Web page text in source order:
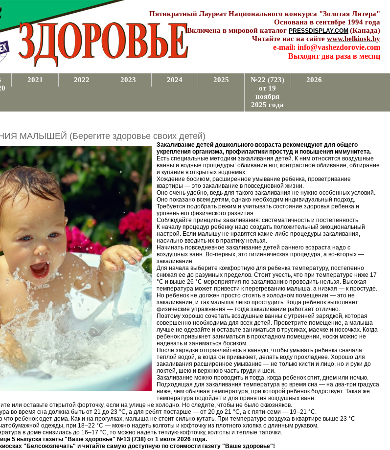
Пятикратный Лауреат Национального конкурса "Золотая Литера"
Основана в сентябре 1994 года
Включена в мировой каталог PRESSDISPLAY.COM (Канада)
Читайте нас на сайте www.belkiosk.by
e-mail: info@vashezdorovie.com
Выходит два раза в месяц
2021 2022 2023 2024 2025
№22 (723)
от 19
ноября
2025 года
2026
МАЛЫШЕЙ (Берегите здоровье своих детей)
Закаливание детей дошкольного возраста рекомендуют для общего
укрепления организма, профилактики простуд и повышения иммунитета.
Есть специальные методики закаливания детей. К ним относятся воздушные
ванны и водные процедуры: обливание ног, контрастное обливание, обтирание
и купание в открытых водоемах.
Хождение босиком, расширенное умывание ребенка, проветривание
квартиры — это закаливание в повседневной жизни.
Оно очень удобно, ведь для такого закаливания не нужно особенных условий.
Оно показано всем детям, однако необходим индивидуальный подход.
Требуется подобрать режим и учитывать состояние здоровья ребенка и
уровень его физического развития.
Соблюдайте принципы закаливания: систематичность и постепенность.
К началу процедур ребенку надо создать положительный эмоциональный
настрой. Если малышу не нравятся какие-либо процедуры закаливания,
насильно вводить их в практику нельзя.
Начинать повседневное закаливание детей раннего возраста надо с
воздушных ванн. Во-первых, это гигиеническая процедура, а во-вторых —
закаливание.
Для начала выберите комфортную для ребенка температуру, постепенно
снижая ее до разумных пределов. Стоит учесть, что при температуре ниже 17
°C и выше 26 °C мероприятия по закаливанию проводить нельзя. Высокая
температура может привести к перегреванию малыша, а низкая — к простуде.
Но ребенок не должен просто стоять в холодном помещении — это не
закаливание, и так малыша легко простудить. Когда ребенок выполняет
физические упражнения — тогда закаливание работает отлично.
Поэтому хорошо сочетать воздушные ванны с утренней зарядкой, которая
совершенно необходима для всех детей. Проветрите помещение, а малыша
лучше не одевайте и оставьте заниматься в трусиках, маечке и носочках. Когда
ребенок привыкнет заниматься в прохладном помещении, носки можно не
надевать и заниматься босиком.
После зарядки отправляйтесь в ванную, чтобы умывать ребенка сначала
теплой водой, а когда он привыкнет, делать воду прохладнее. Хорошо для
закаливания расширенное умывание — не только кисти и лицо, но и руки до
локтей, шею и верхнюю часть груди и шеи.
Закаливание можно проводить и тогда, когда ребенок спит, днем или ночью.
Подходящая для закаливания температура во время сна — на два-три градуса
ниже, чем обычная температура, при которой ребенок бодрствует. Такая же
температура подойдет и для принятия воздушных ванн.
или оставьте открытой форточку, если на улице не холодно. Но следите, чтобы не было сквозняков.
во время сна должна быть от 21 до 23 °C, а для ребят постарше — от 20 до 21 °C, а с пяти-семи — 19–21 °C.
ребенок одет дома. Как и на прогулках, малыша не стоит сильно кутать. При температуре воздуха в квартире выше 23 °C
одежды, при 18–22 °C — можно надеть колготы и кофточку из плотного хлопка с длинным рукавом.
в доме снизилась до 16–17 °C, то можно надеть теплую кофточку, колготы и теплые тапочки.
5 выпуска газеты "Ваше здоровье" №13 (738) от 1 июля 2026 года.
"Белсоюзпечать" и читайте самую доступную по стоимости газету "Ваше здоровье"!